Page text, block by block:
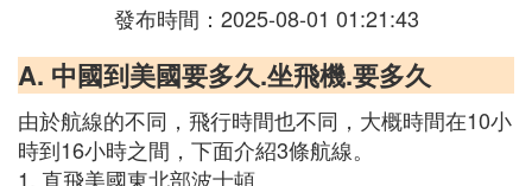
發布時間：2025-08-01 01:21:43
A. 中國到美國要多久.坐飛機.要多久
由於航線的不同，飛行時間也不同，大概時間在10小
時到16小時之間，下面介紹3條航線。
1. 直飛美國東北部波士頓